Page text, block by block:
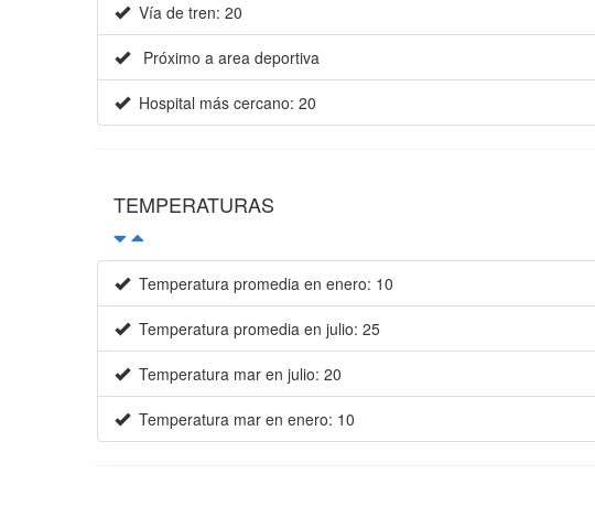
Vía de tren: 20
Próximo a area deportiva
Hospital más cercano: 20
TEMPERATURAS
Temperatura promedia en enero: 10
Temperatura promedia en julio: 25
Temperatura mar en julio: 20
Temperatura mar en enero: 10